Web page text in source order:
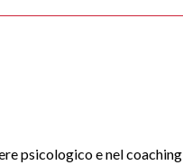
psicologico e nel coaching